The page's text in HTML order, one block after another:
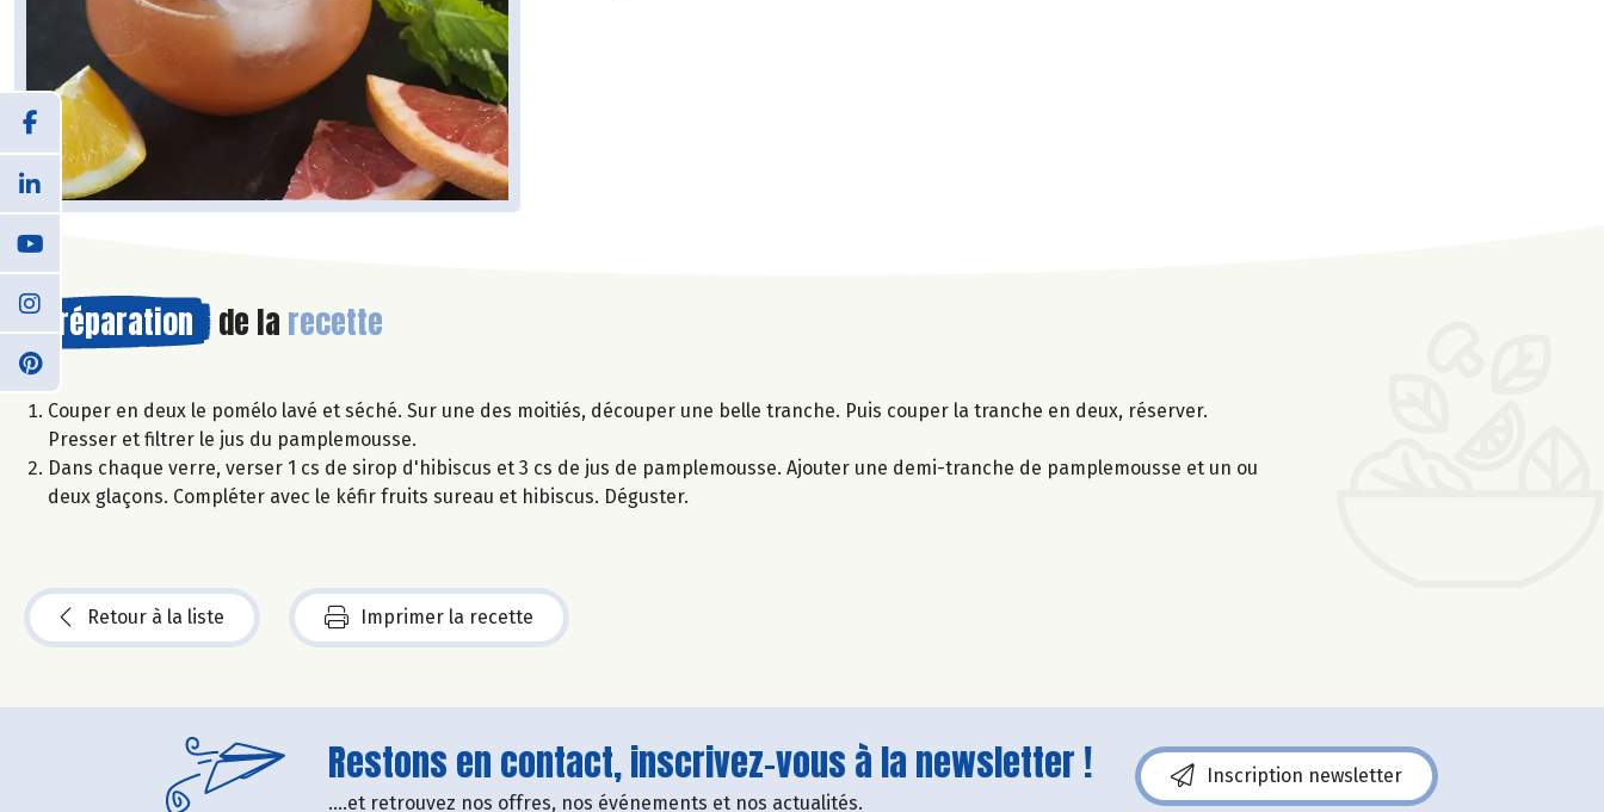
Préparation de la recette
Couper en deux le pomélo lavé et séché. Sur une des moitiés, découper une belle tranche. Puis couper la tranche en deux, réserver.
Presser et filtrer le jus du pamplemousse.
Dans chaque verre, verser 1 cs de sirop d'hibiscus et 3 cs de jus de pamplemousse. Ajouter une demi-tranche de pamplemousse et un ou
deux glaçons. Compléter avec le kéfir fruits sureau et hibiscus. Déguster.
Retour à la liste Imprimer la recette
Restons en contact, inscrivez-vous à la newsletter !
....et retrouvez nos offres, nos événements et nos actualités.
Inscription newsletter